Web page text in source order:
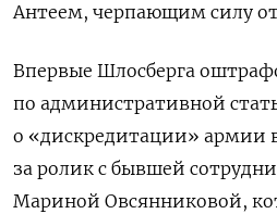
Антеем, черпающим силу
Впервые Шлосберга
по административной
о «дискредитации» армии
за ролик с бывшей
Мариной Овсянниковой,